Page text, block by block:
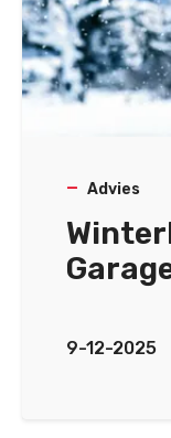
Advies
9-12-2025